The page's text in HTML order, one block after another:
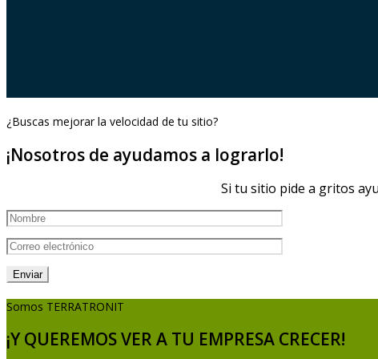
¿Buscas mejorar la velocidad de tu sitio?
¡Nosotros de ayudamos a lograrlo!
Si tu sitio pide a gritos
Somos TERRATRONIT
¡Y QUEREMOS VER A TU EMPRESA CRECER!